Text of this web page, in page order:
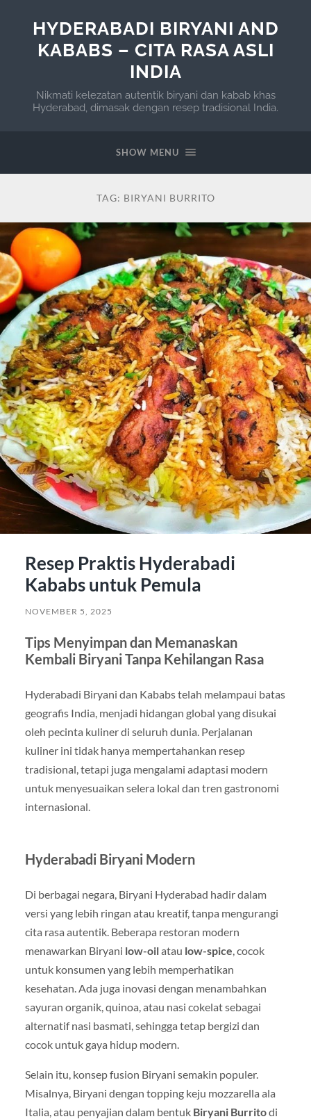
HYDERABADI BIRYANI AND
KABABS – CITA RASA ASLI
INDIA
Nikmati kelezatan autentik biryani dan kabab khas
Hyderabad, dimasak dengan resep tradisional India.
SHOW MENU
TAG: BIRYANI BURRITO
Resep Praktis Hyderabadi
Kababs untuk Pemula
NOVEMBER 5, 2025
Tips Menyimpan dan Memanaskan
Kembali Biryani Tanpa Kehilangan Rasa
Hyderabadi Biryani dan Kababs telah melampaui batas
geografis India, menjadi hidangan global yang disukai
oleh pecinta kuliner di seluruh dunia. Perjalanan
kuliner ini tidak hanya mempertahankan resep
tradisional, tetapi juga mengalami adaptasi modern
untuk menyesuaikan selera lokal dan tren gastronomi
internasional.
Hyderabadi Biryani Modern
Di berbagai negara, Biryani Hyderabad hadir dalam
versi yang lebih ringan atau kreatif, tanpa mengurangi
cita rasa autentik. Beberapa restoran modern
menawarkan Biryani low-oilatau low-spice , cocok
untuk konsumen yang lebih memperhatikan
kesehatan. Ada juga inovasi dengan menambahkan
sayuran organik, quinoa, atau nasi cokelat sebagai
alternatif nasi basmati, sehingga tetap bergizi dan
cocok untuk gaya hidup modern.
Selain itu, konsep fusion Biryani semakin populer.
Misalnya, Biryani dengan topping keju mozzarella ala
Italia, atau penyajian dalam bentuk Biryani Burritodi